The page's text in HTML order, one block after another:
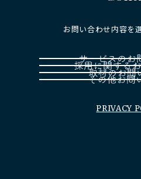
お問い合わせ内容を
PRIVACY